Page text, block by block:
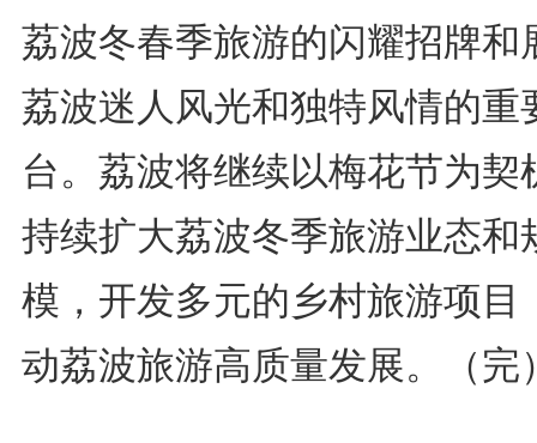
荔波冬春季旅游的闪耀招牌和
荔波迷人风光和独特风情的重
台。荔波将继续以梅花节为契
持续扩大荔波冬季旅游业态和
模，开发多元的乡村旅游项目
动荔波旅游高质量发展。（完